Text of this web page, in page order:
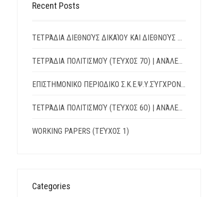
Recent Posts
ΤΕΤΡΆΔΙΑ ΔΙΕΘΝΟΎΣ ΔΙΚΑΊΟΥ ΚΑΙ ΔΙΕΘΝΟΎΣ ΠΟΛΙΤΙΚΉΣ | TΕΎΧΟΣ 15 – ΙΟΎΛΙΟΣ 2026
ΤΕΤΡΆΔΙΑ ΠΟΛΙΤΙΣΜΟΎ (ΤΕΎΧΟΣ 7Ο) | ΑΝΆΛΕΚΤΑ: ΛΌΓΟΙ – ΔΙΆΛΟΓΟΙ – ΑΝΤΊΛΟΓΟΙ
ΕΠΙΣΤΗΜΟΝΙΚΟ ΠΕΡΙΟΔΙΚΟ Σ.Κ.Ε.Ψ.Υ.ΣΎΓΧΡΟΝΗ ΚΟΙΝΩΝΊΑ, ΕΚΠΑΊΔΕΥΣΗ & ΨΥΧΙΚΉ ΥΓΕΊΑ
ΤΕΤΡΆΔΙΑ ΠΟΛΙΤΙΣΜΟΎ (ΤΕΎΧΟΣ 6Ο) | ΑΝΆΛΕΚΤΑ: ΛΌΓΟΙ – ΔΙΆΛΟΓΟΙ – ΑΝΤΊΛΟΓΟΙ
WORKING PAPERS (ΤΕΎΧΟΣ 1)
Categories